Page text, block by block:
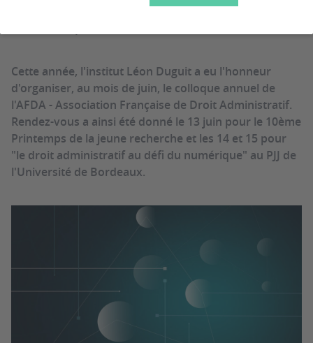
Cette année, l'institut Léon Duguit a eu l'honneur
d'organiser, au mois de juin, le colloque annuel de
l'AFDA - Association Française de Droit Administratif.
Rendez-vous a ainsi été donné le 13 juin pour le 10ème
Printemps de la jeune recherche et les 14 et 15 pour
"le droit administratif au défi du numérique" au PJJ de
l'Université de Bordeaux.